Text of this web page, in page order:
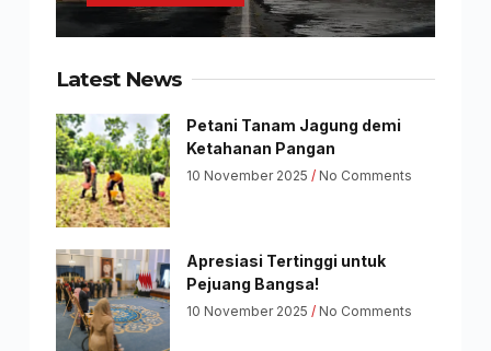
Latest News
Petani Tanam Jagung demi
Ketahanan Pangan
10 November 2025 No Comments
Apresiasi Tertinggi untuk
Pejuang Bangsa!
10 November 2025 No Comments